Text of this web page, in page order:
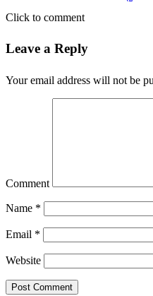
Click to comment
Leave a Reply
Your email address will not be
Comment
Name *
Email *
Website